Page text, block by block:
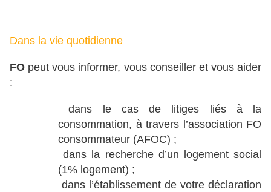
Dans la vie quotidienne
FO peut vous informer, vous conseiller et vous aider
:
dans le cas de litiges liés à la
consommation, à travers l’association FO
consommateur (AFOC) ;
dans la recherche d’un logement social
(1% logement) ;
dans l’établissement de votre déclaration